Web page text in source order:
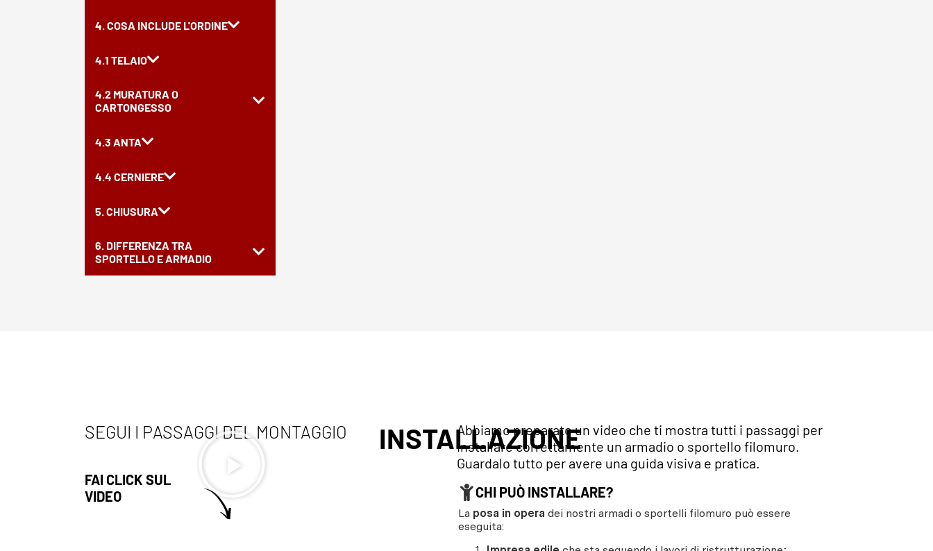
4. COSA INCLUDE L'ORDINE
4.1 TELAIO
4.2 MURATURA O
CARTONGESSO
4.3 ANTA
4.4 CERNIERE
5. CHIUSURA
6. DIFFERENZA TRA
SPORTELLO E ARMADIO
SEGUI I PASSAGGI DEL MONTAGGIO INSTALLAZIONE
Abbiamo preparato un video che ti mostra tutti i passaggi per
installare correttamente un armadio o sportello filomuro.
Guardalo tutto per avere una guida visiva e pratica.
FAI CLICK SUL
VIDEO
CHI PUÒ INSTALLARE?
La posa in opera dei nostri armadi o sportelli filomuro può essere
eseguita: